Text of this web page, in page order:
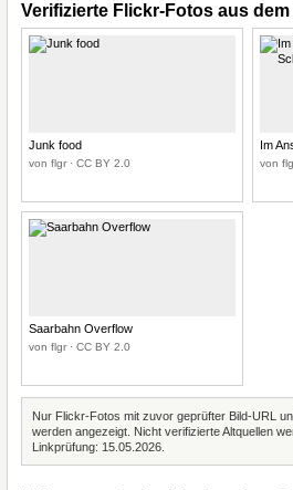
Verifizierte Flickr-Fotos aus
Junk food
von flgr · CC BY 2.0
Im
von
Saarbahn Overflow
von flgr · CC BY 2.0
Nur Flickr-Fotos mit zuvor geprüfter Bild-URL
werden angezeigt. Nicht verifizierte Altquellen
Linkprüfung: 15.05.2026.